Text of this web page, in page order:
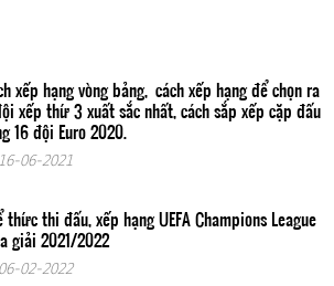
xếp hạng vòng bảng, cách xếp hạng để chọn ra
xếp thứ 3 xuất sắc nhất, cách sắp xếp cặp đấu
16 đội Euro 2020.
16-06-2021
thức thi đấu, xếp hạng UEFA Champions League
giải 2021/2022
06-02-2022